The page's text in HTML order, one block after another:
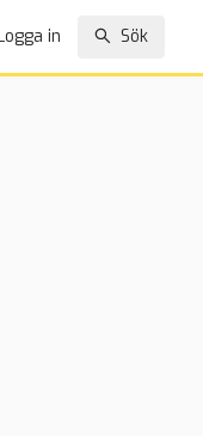
in Sök